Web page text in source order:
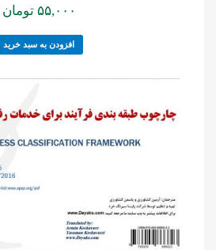
۵۵,۰۰۰ تومان
افزودن به سبد خرید